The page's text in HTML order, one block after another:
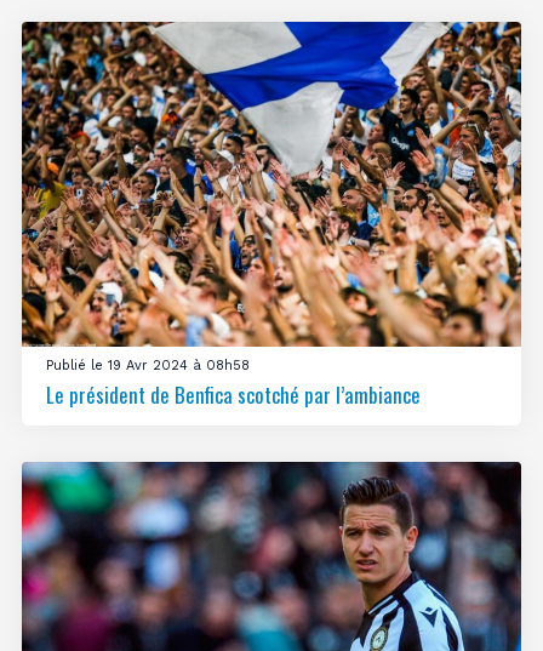
Publié le 19 Avr 2024 à 08h58
Le président de Benfica scotché par l’ambiance